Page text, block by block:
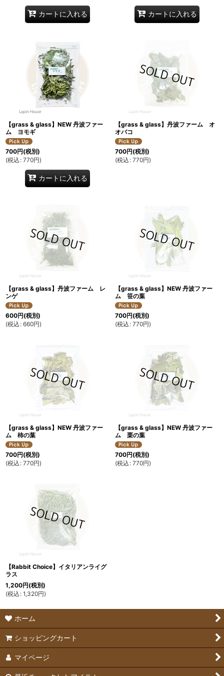
カートに入れる カートに入れる
【grass & glass】NEW 丹波ファー
ム ヨモギ
700円(税別)
(税込 : 770円)
カートに入れる
【grass & glass】丹波ファーム オ
オバコ
700円(税別)
(税込 : 770円)
【grass & glass】丹波ファーム レ
ンゲ
600円(税別)
(税込 : 660円)
【grass & glass】NEW 丹波ファー
ム 笹の葉
700円(税別)
(税込 : 770円)
【grass & glass】NEW 丹波ファー
ム 柿の葉
700円(税別)
(税込 : 770円)
【grass & glass】NEW 丹波ファー
ム 栗の葉
700円(税別)
(税込 : 770円)
【Rabbit Choice】イタリアンライグ
ラス
1,200円(税別)
(税込 : 1,320円)
ホーム
ショッピングカート
マイページ